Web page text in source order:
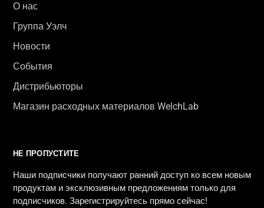
О нас
Группа Уэлч
Новости
События
Дистрибьюторы
Магазин расходных материалов WelchLab
НЕ ПРОПУСТИТЕ
Наши подписчики получают ранний доступ ко всем новым
продуктам и эксклюзивным предложениям только для
подписчиков. Зарегистрируйтесь прямо сейчас!